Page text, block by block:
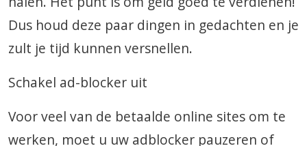
Dus houd deze paar dingen in gedachten en je
zult je tijd kunnen versnellen.
Schakel ad-blocker uit
Voor veel van de betaalde online sites om te
werken, moet u uw adblocker pauzeren of